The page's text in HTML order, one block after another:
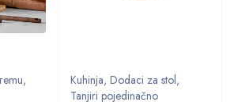
,
Kuhinja, Dodaci za stol,
Tanjiri pojedinačno